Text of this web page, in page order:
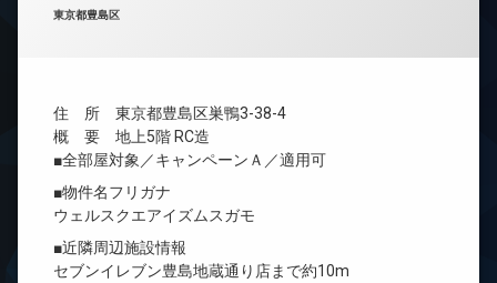
カテゴリー:
東京都豊島区
住 所 東京都豊島区巣鴨3-38-4
概 要 地上5階 RC造
■全部屋対象／キャンペーンＡ／適用可
■物件名フリガナ
ウェルスクエアイズムスガモ
■近隣周辺施設情報
セブンイレブン豊島地蔵通り店まで約10m